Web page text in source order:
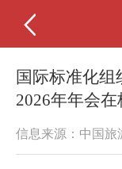
国际标准化
2026年年会
信息来源：中国旅